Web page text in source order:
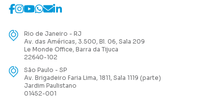
Rio de Janeiro - RJ
Av. das Américas, 3.500, Bl. 06, Sala 209
Le Monde Office, Barra da Tijuca
22640-102
São Paulo - SP
Av. Brigadeiro Faria Lima, 1811, Sala 1119 (parte)
Jardim Paulistano
01452-001